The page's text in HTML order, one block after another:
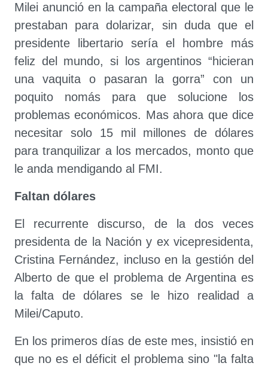
Milei anunció en la campaña electoral que le
prestaban para dolarizar, sin duda que el
presidente libertario sería el hombre más
feliz del mundo, si los argentinos “hicieran
una vaquita o pasaran la gorra” con un
poquito nomás para que solucione los
problemas económicos. Mas ahora que dice
necesitar solo 15 mil millones de dólares
para tranquilizar a los mercados, monto que
le anda mendigando al FMI.
Faltan dólares
El recurrente discurso, de la dos veces
presidenta de la Nación y ex vicepresidenta,
Cristina Fernández, incluso en la gestión del
Alberto de que el problema de Argentina es
la falta de dólares se le hizo realidad a
Milei/Caputo.
En los primeros días de este mes, insistió en
que no es el déficit el problema sino "la falta